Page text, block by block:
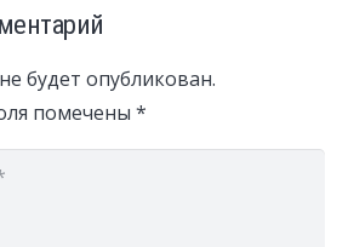
будет опубликован.
помечены *